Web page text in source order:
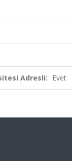
Adresli: Evet